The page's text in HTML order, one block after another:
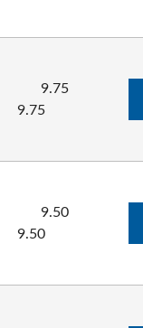
9.75
9.75
9.50
9.50